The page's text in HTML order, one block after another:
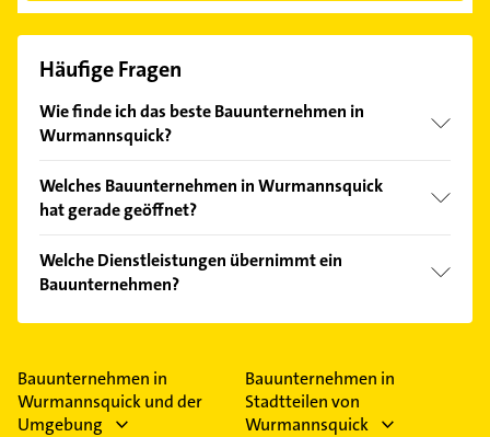
Häufige Fragen
Wie finde ich das beste Bauunternehmen in
Wurmannsquick?
Kundenmeinungen und profitieren Sie von den
Empfehlungen. Die Suchergebnisse können Sie sich
Welches Bauunternehmen in Wurmannsquick
hat gerade geöffnet?
Bitte beachten Sie, dass diese an Sonn- und
Feiertagen abweichen können.
Welche Dienstleistungen übernimmt ein
Bauunternehmen?
Folgende Leistungen werden angeboten:
Baumeisterarbeiten und Estricharbeiten.
Bauunternehmen in
Wurmannsquick und der
Umgebung
Bauunternehmen in
Stadtteilen von
Wurmannsquick